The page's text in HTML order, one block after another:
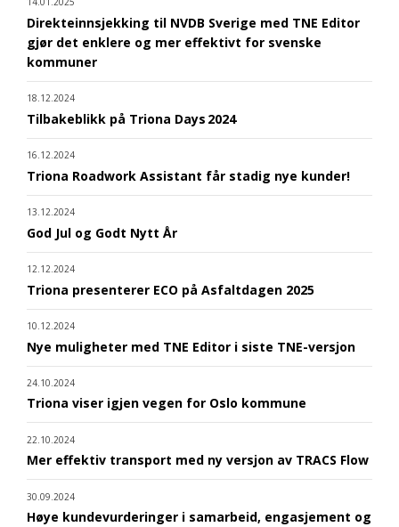
Direkteinnsjekking til NVDB Sverige med TNE Editor
gjør det enklere og mer effektivt for svenske
kommuner
18.12.2024
Tilbakeblikk på Triona Days 2024
16.12.2024
Triona Roadwork Assistant får stadig nye kunder!
13.12.2024
God Jul og Godt Nytt År
12.12.2024
Triona presenterer ECO på Asfaltdagen 2025
10.12.2024
Nye muligheter med TNE Editor i siste TNE-versjon
24.10.2024
Triona viser igjen vegen for Oslo kommune
22.10.2024
Mer effektiv transport med ny versjon av TRACS Flow
30.09.2024
Høye kundevurderinger i samarbeid, engasjement og